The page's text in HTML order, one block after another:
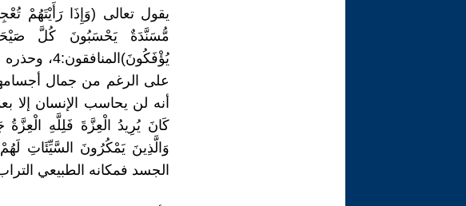
يقول تعالى (وَإِذَا رَأَيْتَهُمْ
مُّسَنَّدَةٌ يَحْسَبُونَ كُلَّ
على الرغم من جمال
أنه لن يحاسب الإنسان إلا
كَانَ يُرِيدُ الْعِزَّةَ فَلِلَّهِ
الجسد فمكانه الطبيعي